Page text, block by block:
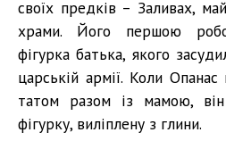
своїх предків – Заливах,
храми. Його першою
фігурка батька, якого
царській армії. Коли
татом разом із мамою,
фігурку, виліплену з глини.